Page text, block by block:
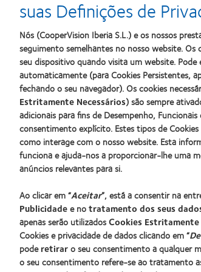
about
Silmo
d’Or
para
o
melhor
produto
com
MyDay™
(2013)
about
do
Ano
para
Lentes
de
Contacto
(2013)
Os nossos produtos
Tecnologia de lentes de contacto
Encontre as suas lentes
Procurar um centro
suas Definições de
Nós (CooperVision Iberia S.L.) e os nossos
seguimento semelhantes no nosso website.
seu dispositivo quando visita um website.
automaticamente (para Cookies Persistentes,
fechando o seu navegador). Os cookies
Estritamente Necessários) são sempre
adicionais para fins de Desempenho,
consentimento explícito. Estes tipos de
como interage com o nosso website. Esta
funciona e ajuda-nos a proporcionar-lhe uma
anúncios relevantes para si.
Ao clicar em “Aceitar”, está a consentir na
Publicidadee notratamento dos seus
apenas serão utilizadosCookies Estritamente
Cookies e privacidade de dados clicando em “
poderetiraro seu consentimento a qualquer
o seu consentimento refere-se ao tratamento